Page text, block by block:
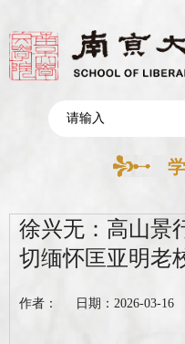
徐兴无：高山
切缅怀匡亚明老
作者： 日期：2026-03-16